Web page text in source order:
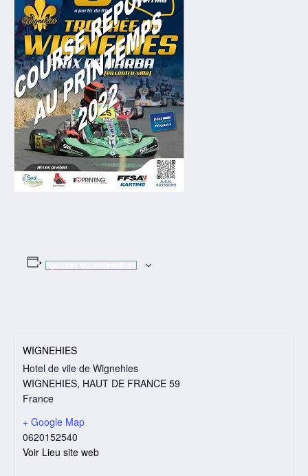
Ajouter au calendrier
WIGNEHIES
Hotel de vile de Wignehies
WIGNEHIES, HAUT DE FRANCE 59
France
+ Google Map
0620152540
Voir Lieu site web